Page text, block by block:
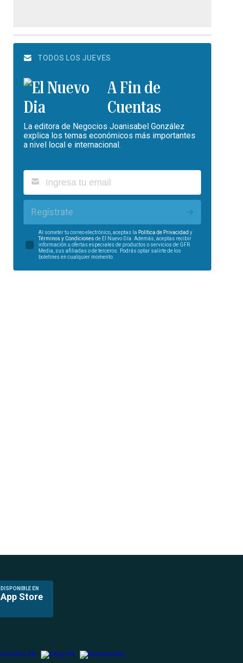
TODOS LOS JUEVES
A Fin de
Cuentas
La editora de Negocios Joanisabel González
explica los temas económicos más importantes
a nivel local e internacional.
Regístrate
Al someter tu correo electrónico, aceptas la Política de Privacidad y
Términos y Condiciones de El Nuevo Día. Además, aceptas recibir
información u ofertas especiales de productos o servicios de GFR
Media, sus afiliadas o de terceros. Podrás optar salirte de los
boletines en cualquier momento.
DISPONIBLE EN
App Store